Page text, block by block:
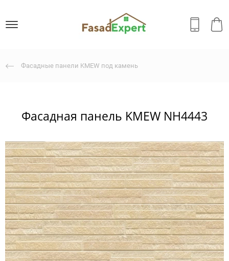
Фасадные панели KMEW под камень
Фасадная панель KMEW NH4443